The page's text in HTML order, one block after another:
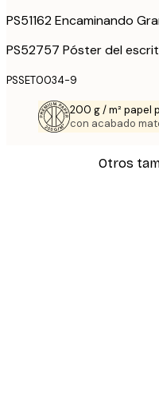
PS51162 Encaminando
PS52757 Póster del
PSSET0034-9
200 g / m² papel
con acabado
Otros